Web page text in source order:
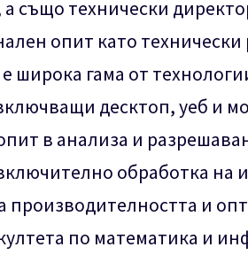
също технически
опит като
гама от
десктоп, уеб и
в анализа и
обработка на
и
по математика и